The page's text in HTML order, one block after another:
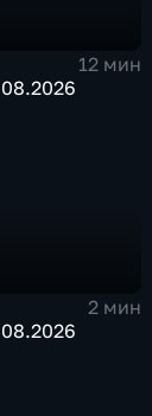
12 мин
2 мин